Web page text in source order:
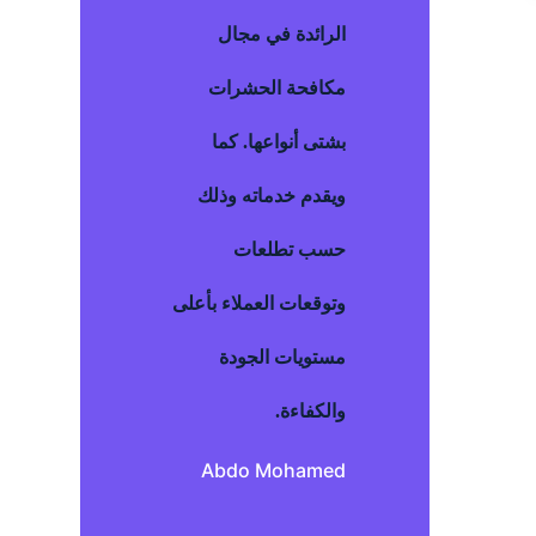
الرائدة في مجال
مكافحة الحشرات
بشتى أنواعها. كما
ويقدم خدماته وذلك
حسب تطلعات
وتوقعات العملاء بأعلى
مستويات الجودة
والكفاءة.
Abdo Mohamed